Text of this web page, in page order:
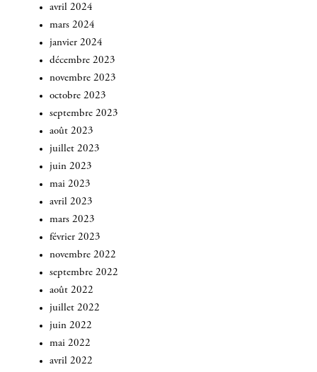
avril 2024
mars 2024
janvier 2024
décembre 2023
novembre 2023
octobre 2023
septembre 2023
août 2023
juillet 2023
juin 2023
mai 2023
avril 2023
mars 2023
février 2023
novembre 2022
septembre 2022
août 2022
juillet 2022
juin 2022
mai 2022
avril 2022